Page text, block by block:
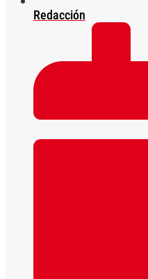
Redacción